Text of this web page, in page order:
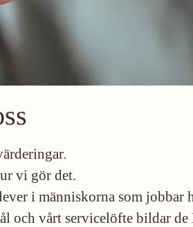
vi gör det.
i människorna som jobbar
och vårt servicelöfte bildar de